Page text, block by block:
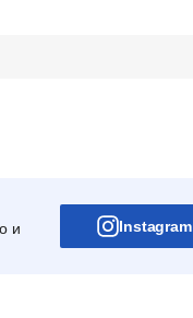
и
Instagram